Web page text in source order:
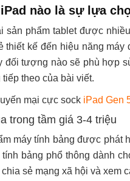
nào là sự lựa
sản phẩm tablet được
thiết kế đến hiệu năng
đối tượng nào sẽ phù hợp
theo của bài viết.
mại cực sock iPad Gen
trong tầm giá 3-4 triệu
máy tính bảng được
bảng phổ thông dành
sẻ mạng xã hội và xem